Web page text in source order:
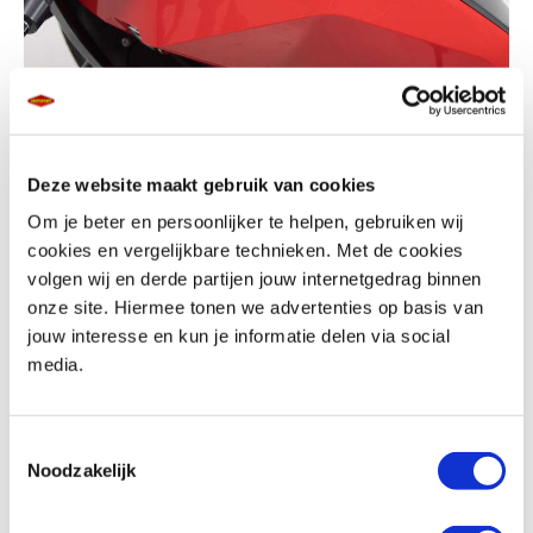
Deze website maakt gebruik van cookies
Om je beter en persoonlijker te helpen, gebruiken wij
cookies en vergelijkbare technieken. Met de cookies
volgen wij en derde partijen jouw internetgedrag binnen
onze site. Hiermee tonen we advertenties op basis van
jouw interesse en kun je informatie delen via social
media.
Noodzakelijk
MOTOPORT TIPT
Houd je spullen
droog
PROBLEEM:
Veel zadeltassen zijn niet waterdicht. Koffers in principe
wel, totdat je ze té vol doet. Dan kunnen ze gaan kieren en dringt er toch
tablets of fototoestellen. Om nog maar te zwijgen om in je hotel aan te